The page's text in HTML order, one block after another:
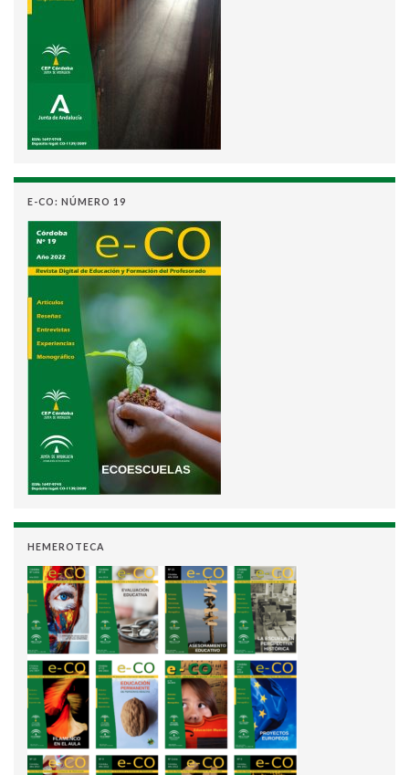
E-CO: NÚMERO 19
HEMEROTECA